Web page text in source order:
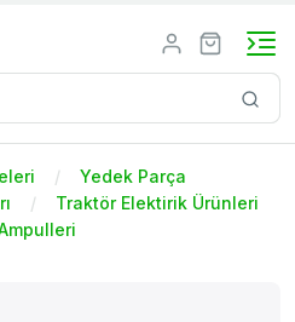
Yedek Parça
Traktör Elektirik Ürünleri